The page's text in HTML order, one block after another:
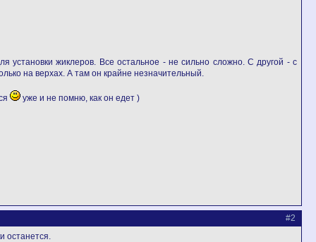
жиклеров. Все остальное - не сильно сложно. С другой - с
на верхах. А там он крайне незначительный.
уже и не помню, как он едет )
#2
останется.